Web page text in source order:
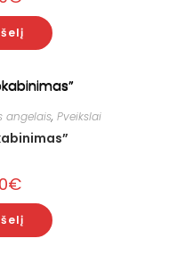
angelais, Pveikslai
€